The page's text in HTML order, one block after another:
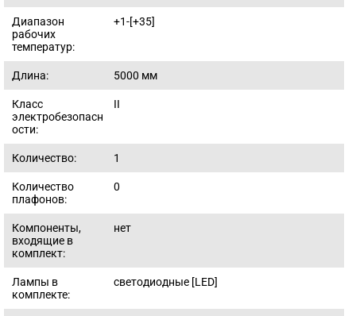
Диапазон
рабочих
температур:
+1-[+35]
Длина: 5000 мм
Класс
электробезопасн
ости:
II
Количество: 1
Количество
плафонов:
0
Компоненты,
входящие в
комплект:
нет
Лампы в
комплекте:
светодиодные [LED]